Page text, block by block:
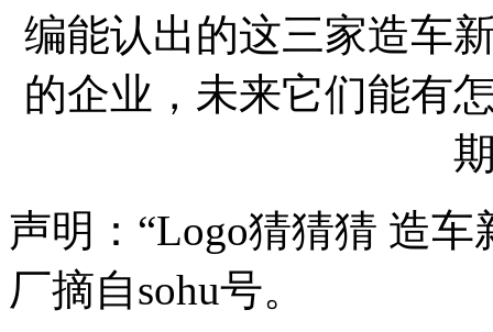
编能认出的这三家造车
的企业，未来它们能有
声明：“Logo猜猜猜 造
厂摘自sohu号。